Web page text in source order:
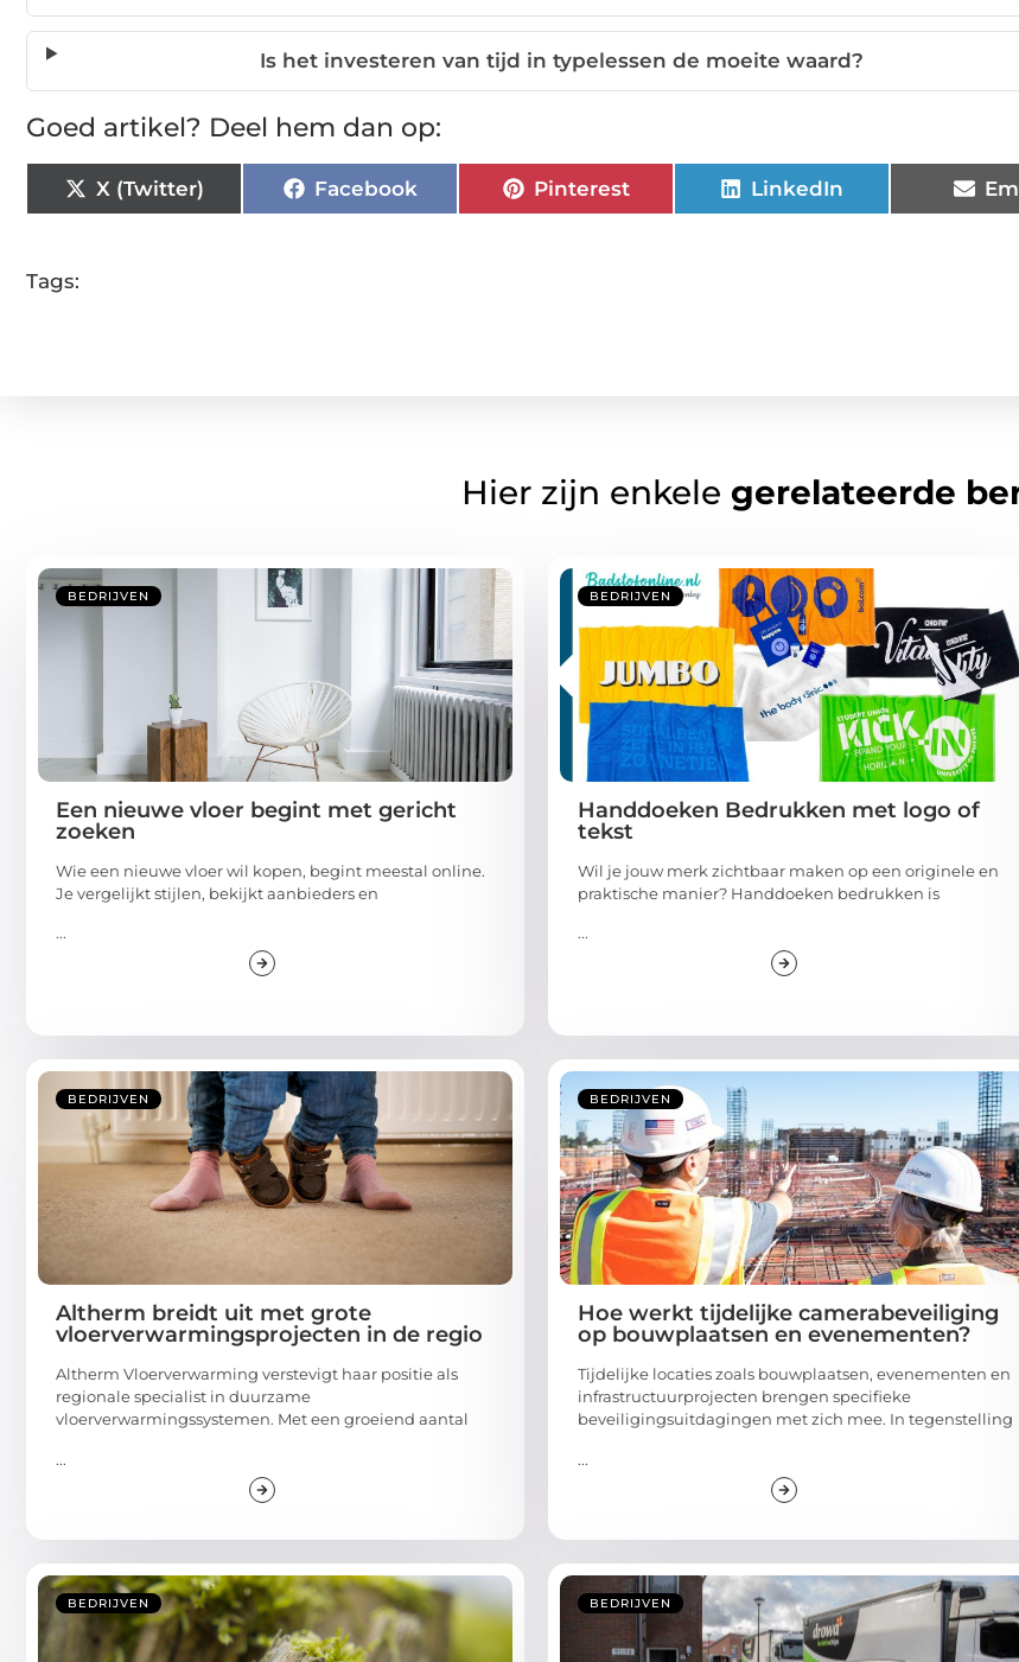
Is het investeren van tijd in typelessen de moeite waard?
Goed artikel? Deel hem dan op:
X (Twitter) Facebook Pinterest LinkedIn
Tags:
Hier zijn enkele gerelateerde
BEDRIJVEN
Een nieuwe vloer begint met gericht
zoeken
Wie een nieuwe vloer wil kopen, begint meestal online.
Je vergelijkt stijlen, bekijkt aanbieders en
BEDRIJVEN
Handdoeken Bedrukken met logo of
tekst
Wil je jouw merk zichtbaar maken op een originele en
praktische manier? Handdoeken bedrukken is
BEDRIJVEN
Altherm breidt uit met grote
vloerverwarmingsprojecten in de regio
Altherm Vloerverwarming verstevigt haar positie als
regionale specialist in duurzame
vloerverwarmingssystemen. Met een groeiend aantal
BEDRIJVEN
Hoe werkt tijdelijke camerabeveiliging
op bouwplaatsen en evenementen?
Tijdelijke locaties zoals bouwplaatsen, evenementen en
infrastructuurprojecten brengen specifieke
beveiligingsuitdagingen met zich mee. In tegenstelling
BEDRIJVEN BEDRIJVEN